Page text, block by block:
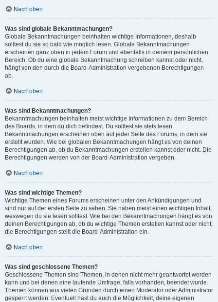
Nach oben
Was sind globale Bekanntmachungen?
Globale Bekanntmachungen beinhalten wichtige Informationen, deshalb
solltest du sie so bald wie möglich lesen. Globale Bekanntmachungen
erscheinen ganz oben in jedem Forum und ebenfalls in deinem persönlichen
Bereich. Ob du eine globale Bekanntmachung schreiben kannst oder nicht,
hängt von den durch die Board-Administration vergebenen Berechtigungen
ab.
Nach oben
Was sind Bekanntmachungen?
Bekanntmachungen beinhalten meist wichtige Informationen zu dem Bereich
des Boards, in dem du dich befindest. Du solltest sie stets lesen.
Bekanntmachungen erscheinen oben auf jeder Seite des Forums, in dem sie
erstellt wurden. Wie bei globalen Bekanntmachungen hängt es von deinen
Berechtigungen ab, ob du Bekanntmachungen erstellen kannst oder nicht. Die
Berechtigungen werden von der Board-Administration vergeben.
Nach oben
Was sind wichtige Themen?
Wichtige Themen eines Forums erscheinen unter den Ankündigungen und
sind nur auf der ersten Seite zu sehen. Sie haben meist einen wichtigen Inhalt,
weswegen du sie lesen solltest. Wie bei den Bekanntmachungen hängt es von
deinen Berechtigungen ab, ob du wichtige Themen erstellen kannst oder nicht;
die Berechtigungen stellt die Board-Administration ein.
Nach oben
Was sind geschlossene Themen?
Geschlossene Themen sind Themen, in denen nicht mehr geantwortet werden
kann und bei denen eine laufende Umfrage, falls vorhanden, beendet wurde.
Themen können aus vielen Gründen durch einen Moderator oder Administrator
gesperrt werden. Eventuell hast du auch die Möglichkeit, deine eigenen